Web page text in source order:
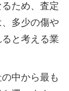
ため、査定
多少の傷や
と考える業
中から最も